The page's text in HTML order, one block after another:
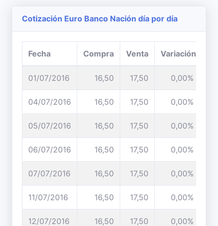
Cotización Euro Banco Nación día por día
Fecha Compra Venta Variación
01/07/2016 16,50 17,50 0,00%
04/07/2016 16,50 17,50 0,00%
05/07/2016 16,50 17,50 0,00%
06/07/2016 16,50 17,50 0,00%
07/07/2016 16,50 17,50 0,00%
11/07/2016 16,50 17,50 0,00%
12/07/2016 16,50 17,50 0,00%